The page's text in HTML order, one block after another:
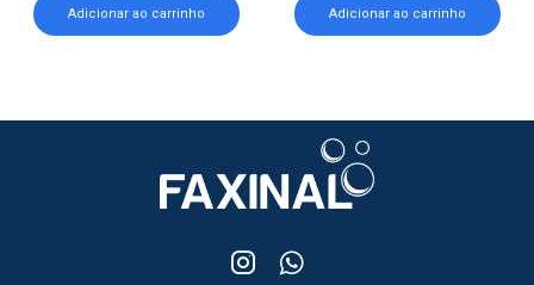
Adicionar ao carrinho Adicionar ao carrinho